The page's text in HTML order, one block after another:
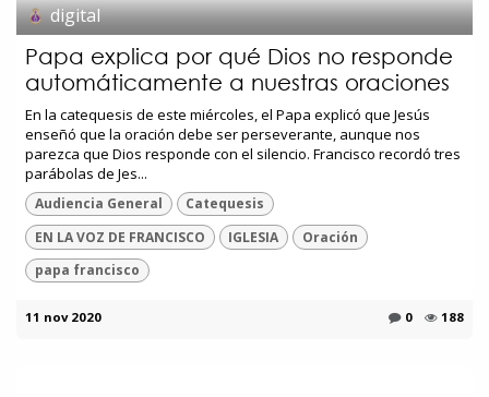
digital
Papa explica por qué Dios no responde
automáticamente a nuestras oraciones
En la catequesis de este miércoles, el Papa explicó que Jesús
enseñó que la oración debe ser perseverante, aunque nos
parezca que Dios responde con el silencio. Francisco recordó tres
parábolas de Jes...
Audiencia General
Catequesis
EN LA VOZ DE FRANCISCO
IGLESIA
Oración
papa francisco
11 nov 2020 0 188